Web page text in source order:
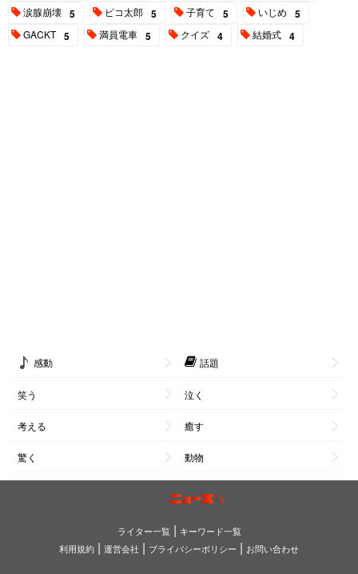
涙腺崩壊 5 ピコ太郎 5 子育て 5 いじめ 5
GACKT 5 満員電車 5 クイズ 4 結婚式 4
感動 話題
笑う 泣く
考える 癒す
驚く 動物
ライター一覧| キーワード一覧
利用規約 | 運営会社 | プライバシーポリシー | お問い合わせ